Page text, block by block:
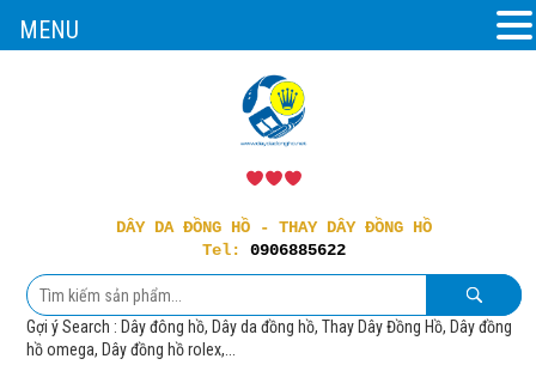
DÂY DA ĐỒNG HỒ - THAY DÂY ĐỒNG HỒ
Tel: 0906885622
Gợi ý Search : Dây đông hồ, Dây da đồng hồ, Thay Dây Đồng Hồ, Dây đồng
hồ omega, Dây đồng hồ rolex,...
MENU